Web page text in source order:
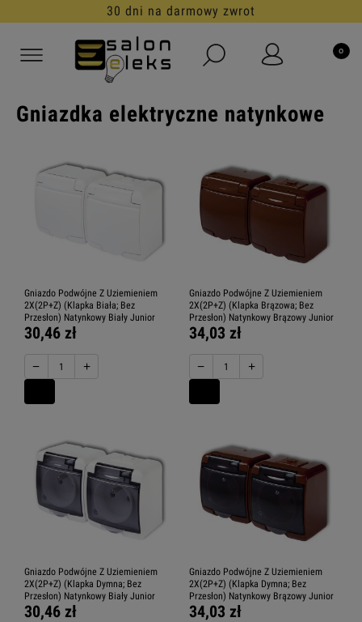
30 dni na darmowy zwrot
Gniazdka elektryczne natynkowe
Gniazdo Podwójne Z Uziemieniem
2X(2P+Z) (Klapka Biała; Bez
Przesłon) Natynkowy Biały Junior
30,46 zł
− +
Gniazdo Podwójne Z Uziemieniem
2X(2P+Z) (Klapka Brązowa; Bez
Przesłon) Natynkowy Brązowy Junior
34,03 zł
− +
Gniazdo Podwójne Z Uziemieniem
2X(2P+Z) (Klapka Dymna; Bez
Przesłon) Natynkowy Biały Junior
30,46 zł
Gniazdo Podwójne Z Uziemieniem
2X(2P+Z) (Klapka Dymna; Bez
Przesłon) Natynkowy Brązowy Junior
34,03 zł